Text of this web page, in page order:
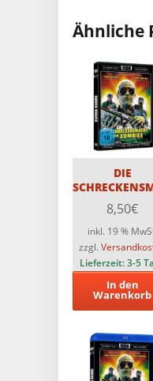
Ähnliche
DIE
DER ZOMBIES
CCC-DVD
8,50€
inkl. 19 %
zzgl.
Lieferzeit:3-5
In den
Warenkorb